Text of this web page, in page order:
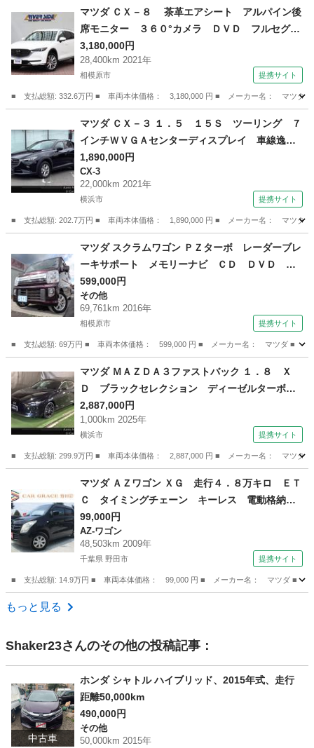
マツダ ＣＸ－８ 茶革エアシート アルパイン後
席モニター ３６０°カメラ ＤＶＤ フルセグＴ
Ｖ ブルートゥース ＢＳＭ シティブレーキサ
ポート アダプティブクルーズ ＢＯＳＥサウン
ド ワイヤレス充電 電動リアゲート （検10.3）
3,180,000円
28,400km 2021年
相模原市 提携サイト
■ 支払総額: 332.6万円 ■ 車両本体価格： 3,180,000 円 ■ メーカー名： マツ
マツダ
マツダ ＣＸ－３ １．５ １５Ｓ ツーリング ７
インチＷＶＧＡセンターディスプレイ 車線逸脱
警報システム アドバンストスマートシティブレ
ーキサポート付 ＳＢＳ ＬＥＤランプ キーフ
リー オートライト クリアランスソナー ワン
1,890,000円
CX-3
22,000km 2021年
横浜市 提携サイト
■ 支払総額: 202.7万円 ■ 車両本体価格： 1,890,000 円 ■ メーカー名： マツダ
CX-3
マツダ スクラムワゴン ＰＺターボ レーダーブレ
ーキサポート メモリーナビ ＣＤ ＤＶＤ Ｓ
Ｄ ＵＳＢ フルセグＴＶ ブルートゥース Ｅ
ＴＣ 左パワースライドドア 純正１４インチア
ルミ ＨＩＤオートヘッドライト フォグライ
599,000円
その他
69,761km 2016年
相模原市 提携サイト
■ 支払総額: 69万円 ■ 車両本体価格： 599,000 円 ■ メーカー名： マツダ ■
その他
マツダ ＭＡＺＤＡ３ファストバック １．８ Ｘ
Ｄ ブラックセレクション ディーゼルターボ
４ＷＤ 当社試乗車 ３６０°ビューモニター 全
車速追従機能付きレーダークルーズ １０．２５
インチセンターディスプレイ 衝突被害軽減ブレ
ーキ レーンキープアシスト アップルカープレ
イ アンドロイドオート （検10.2）
2,887,000円
1,000km 2025年
横浜市 提携サイト
■ 支払総額: 299.9万円 ■ 車両本体価格： 2,887,000 円 ■ メーカー名： マツダ
マツダ
マツダ ＡＺワゴン ＸＧ 走行４．８万キロ ＥＴ
Ｃ タイミングチェーン キーレス 電動格納ミ
ラー ドアバイザー プライバシーガラス Ｃ
Ｄ ＦＭ ＡＭ ヘッドライトレベライザー 純
正セキュリティ パワーウィンドウ Ｗエアバッ
99,000円
AZ-ワゴン
48,503km 2009年
千葉県 野田市 提携サイト
■ 支払総額: 14.9万円 ■ 車両本体価格： 99,000 円 ■ メーカー名： マツダ ■
千葉 野田市
もっと見る
Shaker23さんのその他の投稿記事：
中古車
ホンダ シャトル ハイブリッド、2015年式、走行
距離50,000km
490,000円
その他
50,000km 2015年